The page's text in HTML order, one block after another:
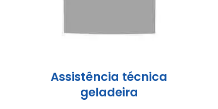
Assistência técnica
geladeira